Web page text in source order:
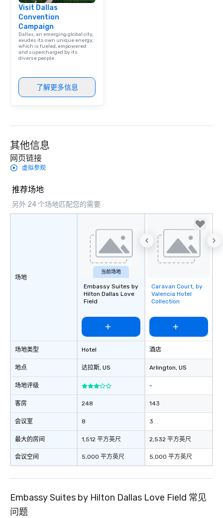
Visit Dallas
Convention
Campaign
Dallas, an emerging global city,
exudes its own unique energy,
which is fueled, empowered
and supercharged by its
diverse people.
了解更多信息
其他信息
网页链接
虚拟参观
推荐场地
另外 24 个场地匹配您的需要
场地
场地类型
地点
场地评级
客房
会议室
最大的房间
会议空间
当前场地
Embassy Suites by
Hilton Dallas Love
Field
Hotel
达拉斯, US
248
8
1,512 平方英尺
5,000 平方英尺
Removed from
favorites
Caravan Court, by
Valencia Hotel
Collection
酒店
Arlington, US
-
143
3
2,532 平方英尺
5,000 平方英尺
Embassy Suites by Hilton Dallas Love Field 常见
问题